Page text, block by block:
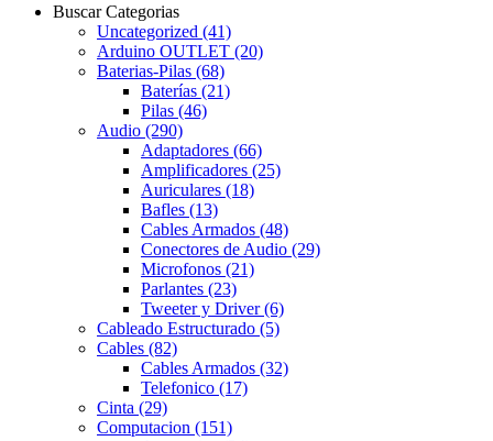
Buscar Categorias
Uncategorized (41)
Arduino OUTLET (20)
Baterias-Pilas (68)
Baterías (21)
Pilas (46)
Audio (290)
Adaptadores (66)
Amplificadores (25)
Auriculares (18)
Bafles (13)
Cables Armados (48)
Conectores de Audio (29)
Microfonos (21)
Parlantes (23)
Tweeter y Driver(6)
Cableado Estructurado (5)
Cables (82)
Cables Armados (32)
Telefonico (17)
Cinta (29)
Computacion (151)